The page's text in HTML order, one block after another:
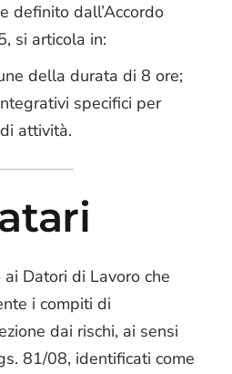
definito dall’Accordo
si articola in:
della durata di 8 ore;
specifici per
attività.
Datori di Lavoro che
i compiti di
dai rischi, ai sensi
81/08, identificati come